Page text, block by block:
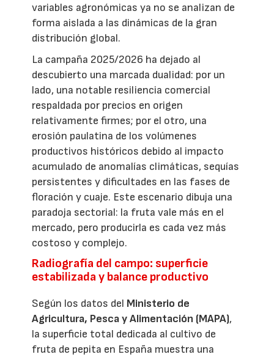
variables agronómicas ya no se analizan de
forma aislada a las dinámicas de la gran
distribución global.
La campaña 2025/2026 ha dejado al
descubierto una marcada dualidad: por un
lado, una notable resiliencia comercial
respaldada por precios en origen
relativamente firmes; por el otro, una
erosión paulatina de los volúmenes
productivos históricos debido al impacto
acumulado de anomalías climáticas, sequías
persistentes y dificultades en las fases de
floración y cuaje. Este escenario dibuja una
paradoja sectorial: la fruta vale más en el
mercado, pero producirla es cada vez más
costoso y complejo.
Radiografía del campo: superficie
estabilizada y balance productivo
Según los datos del Ministerio de
Agricultura, Pesca y Alimentación (MAPA),
la superficie total dedicada al cultivo de
fruta de pepita en España muestra una